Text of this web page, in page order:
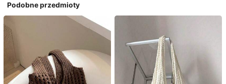
więcej, także idealny prezent dla kobiet.
Podobne przedmioty